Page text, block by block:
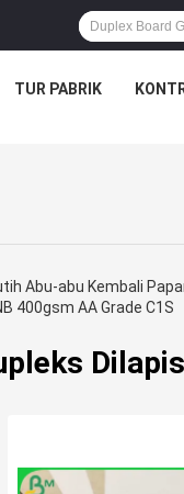
TUR PABRIK
Abu-abu Kembali
400gsm AA Grade C1S